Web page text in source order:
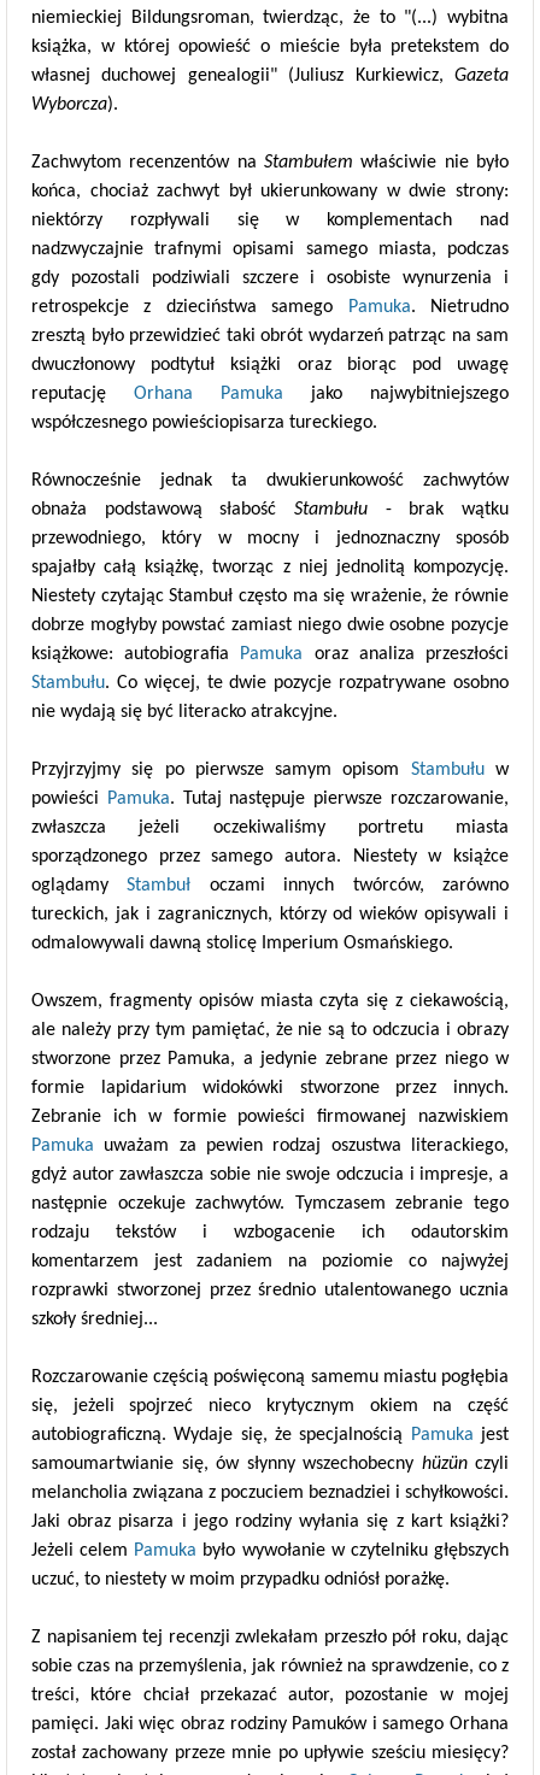
niemieckiej Bildungsroman, twierdząc, że to "(...) wybitna
książka, w której opowieść o mieście była pretekstem do
własnej duchowej genealogii" (Juliusz Kurkiewicz, Gazeta
Wyborcza).
Zachwytom recenzentów na Stambułem właściwie nie było
końca, chociaż zachwyt był ukierunkowany w dwie strony:
niektórzy rozpływali się w komplementach nad
nadzwyczajnie trafnymi opisami samego miasta, podczas
gdy pozostali podziwiali szczere i osobiste wynurzenia i
retrospekcje z dzieciństwa samego
Pamuka. Nietrudno
zresztą było przewidzieć taki obrót wydarzeń patrząc na sam
dwuczłonowy podtytuł książki oraz biorąc pod uwagę
reputację Orhana Pamuka jako najwybitniejszego
współczesnego powieściopisarza tureckiego.
Równocześnie jednak ta dwukierunkowość zachwytów
obnaża podstawową słabość Stambułu - brak wątku
przewodniego, który w mocny i jednoznaczny sposób
spajałby całą książkę, tworząc z niej jednolitą kompozycję.
Niestety czytając Stambuł często ma się wrażenie, że równie
dobrze mogłyby powstać zamiast niego dwie osobne pozycje
książkowe: autobiografia Pamuka oraz analiza przeszłości
Stambułu. Co więcej, te dwie pozycje rozpatrywane osobno
nie wydają się być literacko atrakcyjne.
Przyjrzyjmy się po pierwsze samym opisom Stambułuw
powieści
Pamuka. Tutaj następuje pierwsze rozczarowanie,
zwłaszcza jeżeli oczekiwaliśmy portretu miasta
sporządzonego przez samego autora. Niestety w książce
oglądamyStambuł oczami innych twórców, zarówno
tureckich, jak i zagranicznych, którzy od wieków opisywali i
odmalowywali dawną stolicę Imperium Osmańskiego.
Owszem, fragmenty opisów miasta czyta się z ciekawością,
ale należy przy tym pamiętać, że nie są to odczucia i obrazy
stworzone przez Pamuka, a jedynie zebrane przez niego w
formie lapidarium widokówki stworzone przez innych.
Zebranie ich w formie powieści firmowanej nazwiskiem
Pamuka uważam za pewien rodzaj oszustwa literackiego,
gdyż autor zawłaszcza sobie nie swoje odczucia i impresje, a
następnie oczekuje zachwytów. Tymczasem zebranie tego
rodzaju tekstów i wzbogacenie ich odautorskim
komentarzem jest zadaniem na poziomie co najwyżej
rozprawki stworzonej przez średnio utalentowanego ucznia
szkoły średniej...
Rozczarowanie częścią poświęconą samemu miastu pogłębia
się, jeżeli spojrzeć nieco krytycznym okiem na część
autobiograficzną. Wydaje się, że specjalnością
Pamuka jest
samoumartwianie się, ów słynny wszechobecny hüzünczyli
melancholia związana z poczuciem beznadziei i schyłkowości.
Jaki obraz pisarza i jego rodziny wyłania się z kart książki?
Jeżeli celem Pamuka było wywołanie w czytelniku głębszych
uczuć, to niestety w moim przypadku odniósł porażkę.
Z napisaniem tej recenzji zwlekałam przeszło pół roku, dając
sobie czas na przemyślenia, jak również na sprawdzenie, co z
treści, które chciał przekazać autor, pozostanie w mojej
pamięci. Jaki więc obraz rodziny Pamuków i samego Orhana
został zachowany przeze mnie po upływie sześciu miesięcy?